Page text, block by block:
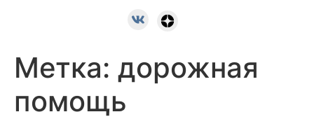
Метка: дорожная
помощь